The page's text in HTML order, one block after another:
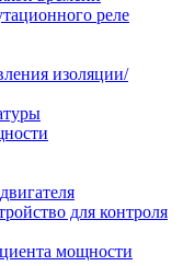
реле
изоляции/
для контроля
мощности